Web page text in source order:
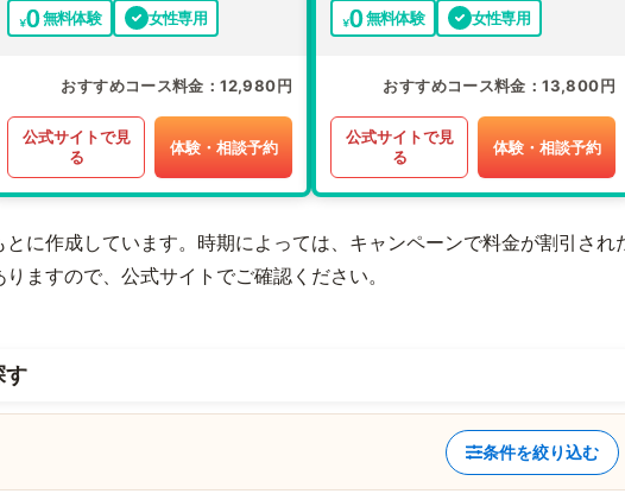
無料体験
女性専用
おすすめコース料金 12,980円
公式サイトで見
る
体験・相談予約
無料体験
女性専用
おすすめコース料金 13,800円
公式サイトで見
る
体験・相談予約
に作成しています。時期によっては、キャンペーンで料金が割引され
ますので、公式サイトでご確認ください。
す
条件を絞り込む